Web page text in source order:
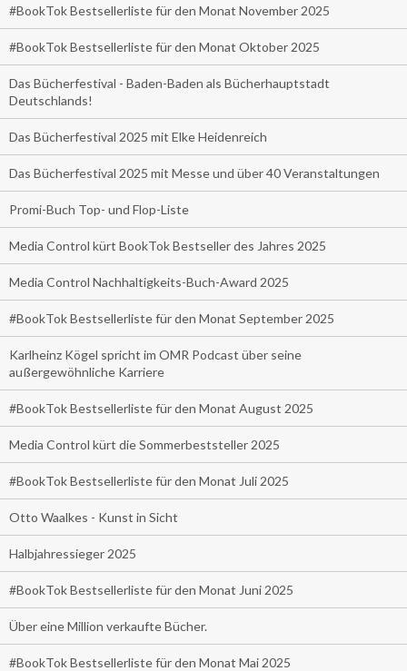
#BookTok Bestsellerliste für den Monat November 2025
#BookTok Bestsellerliste für den Monat Oktober 2025
Das Bücherfestival - Baden-Baden als Bücherhauptstadt
Deutschlands!
Das Bücherfestival 2025 mit Elke Heidenreich
Das Bücherfestival 2025 mit Messe und über 40 Veranstaltungen
Promi-Buch Top- und Flop-Liste
Media Control kürt BookTok Bestseller des Jahres 2025
Media Control Nachhaltigkeits-Buch-Award 2025
#BookTok Bestsellerliste für den Monat September 2025
Karlheinz Kögel spricht im OMR Podcast über seine
außergewöhnliche Karriere
#BookTok Bestsellerliste für den Monat August 2025
Media Control kürt die Sommerbeststeller 2025
#BookTok Bestsellerliste für den Monat Juli 2025
Otto Waalkes - Kunst in Sicht
Halbjahressieger 2025
#BookTok Bestsellerliste für den Monat Juni 2025
Über eine Million verkaufte Bücher.
#BookTok Bestsellerliste für den Monat Mai 2025